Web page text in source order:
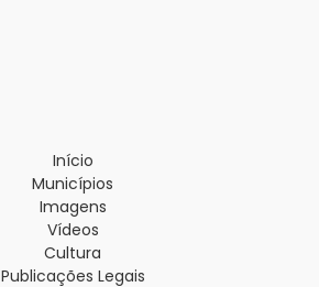
Início
Municípios
Imagens
Vídeos
Cultura
Publicações Legais